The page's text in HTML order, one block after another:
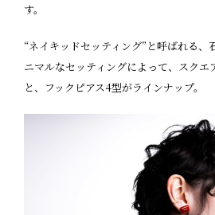
す。
“ネイキッドセッティング”と呼ばれる、
ニマルなセッティングによって、スクエ
と、フックピアス4型がラインナップ。